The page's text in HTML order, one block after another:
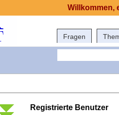
Fragen
Registrierte Benutzer
Willkommen,